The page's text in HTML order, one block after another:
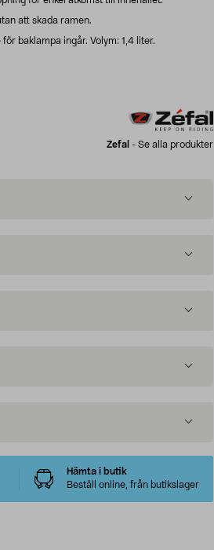
att skada ramen.
baklampa ingår. Volym: 1,4 liter.
Zefal - Se alla produkter
Hämta i butik
Beställ online, från butikslager